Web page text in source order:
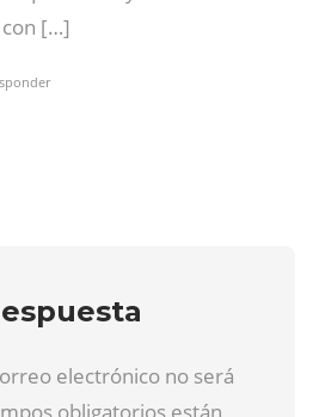
con […]
electrónico no será
obligatorios están